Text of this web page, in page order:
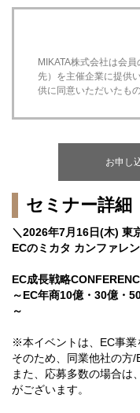
MIKATA株式会社は会
先）を主催企業に提供
供に同意いただいたも
お申し
セミナー詳細
＼2026年7月16日(木) 東
ECのミカタ カンファレ
EC成長戦略
～EC年商10億・30億・
～
※本イベントは、EC事業
そのため、同業他社の方/
また、応募多数の場合は
がございます。